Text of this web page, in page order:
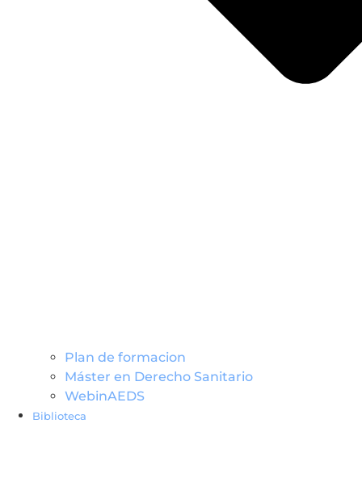
Plan de formacion
Máster en Derecho Sanitario
WebinAEDS
Biblioteca